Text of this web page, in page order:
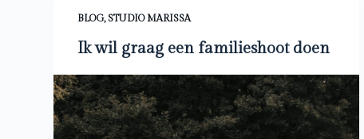
BLOG, STUDIO MARISSA
Ik wil graag een familieshoot doen